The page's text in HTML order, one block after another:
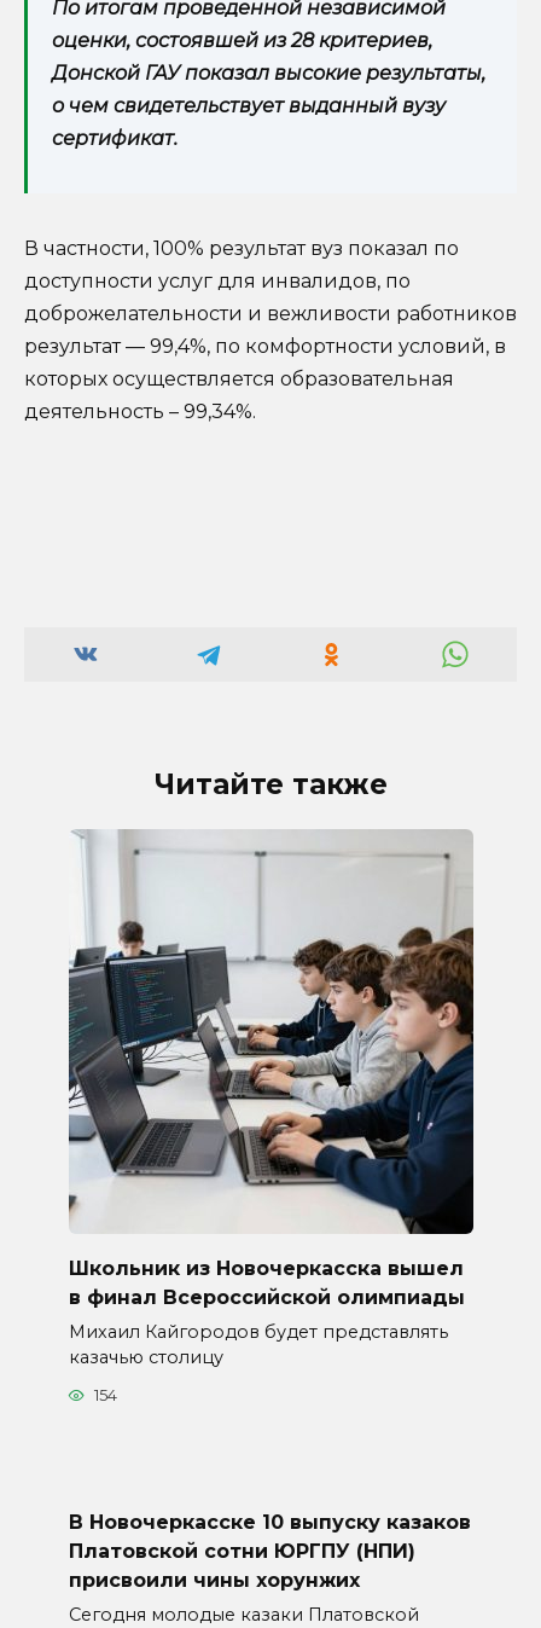
По итогам проведенной независимой
оценки, состоявшей из 28 критериев,
Донской ГАУ показал высокие результаты,
о чем свидетельствует выданный вузу
сертификат.
В частности, 100% результат вуз показал по
доступности услуг для инвалидов, по
доброжелательности и вежливости работников
результат — 99,4%, по комфортности условий, в
которых осуществляется образовательная
деятельность – 99,34%.
Читайте также
Школьник из Новочеркасска вышел
в финал Всероссийской олимпиады
Михаил Кайгородов будет представлять
казачью столицу
154
В Новочеркасске 10 выпуску казаков
Платовской сотни ЮРГПУ (НПИ)
присвоили чины хорунжих
Сегодня молодые казаки Платовской